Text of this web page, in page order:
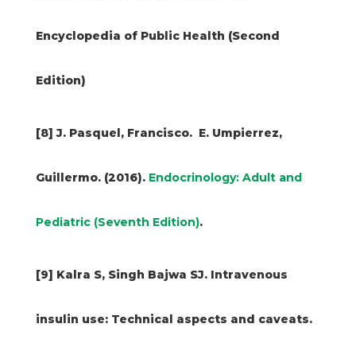
Encyclopedia of Public Health (Second
Edition)
[8] J. Pasquel, Francisco. E. Umpierrez,
Guillermo. (2016). Endocrinology: Adult and
Pediatric (Seventh Edition).
[9] Kalra S, Singh Bajwa SJ. Intravenous
insulin use: Technical aspects and caveats.